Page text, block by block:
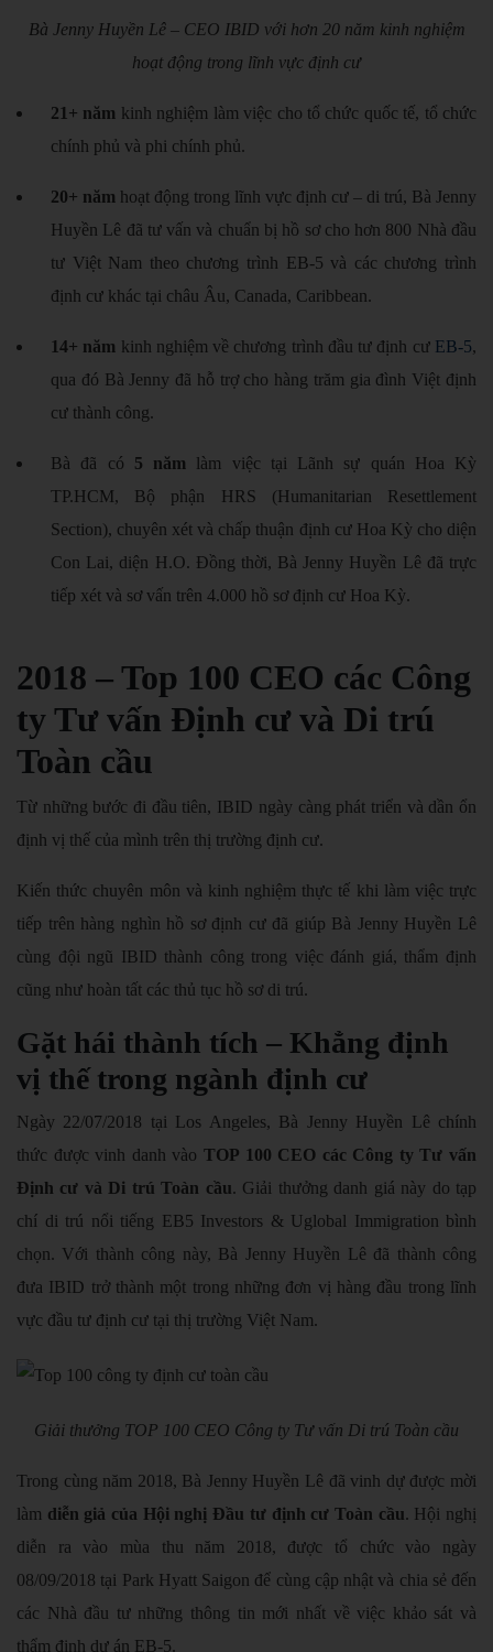
Bà Jenny Huyền Lê – CEO IBID với hơn 20 năm kinh nghiệm
hoạt động trong lĩnh vực định cư
21+ năm kinh nghiệm làm việc cho tổ chức quốc tế, tổ chức
chính phủ và phi chính phủ.
20+ năm hoạt động trong lĩnh vực định cư – di trú, Bà Jenny
Huyền Lê đã tư vấn và chuẩn bị hồ sơ cho hơn 800 Nhà đầu
tư Việt Nam theo chương trình EB-5 và các chương trình
định cư khác tại châu Âu, Canada, Caribbean.
14+ năm kinh nghiệm về chương trình đầu tư định cư EB-5,
qua đó Bà Jenny đã hỗ trợ cho hàng trăm gia đình Việt định
cư thành công.
Bà đã có 5 năm làm việc tại Lãnh sự quán Hoa Kỳ
TP.HCM, Bộ phận HRS (Humanitarian Resettlement
Section), chuyên xét và chấp thuận định cư Hoa Kỳ cho diện
Con Lai, diện H.O. Đồng thời, Bà Jenny Huyền Lê đã trực
tiếp xét và sơ vấn trên 4.000 hồ sơ định cư Hoa Kỳ.
2018 – Top 100 CEO các Công
ty Tư vấn Định cư và Di trú
Toàn cầu
Từ những bước đi đầu tiên, IBID ngày càng phát triển và dần ổn
định vị thế của mình trên thị trường định cư.
Kiến thức chuyên môn và kinh nghiệm thực tế khi làm việc trực
tiếp trên hàng nghìn hồ sơ định cư đã giúp Bà Jenny Huyền Lê
cùng đội ngũ IBID thành công trong việc đánh giá, thẩm định
cũng như hoàn tất các thủ tục hồ sơ di trú.
Gặt hái thành tích – Khẳng định
vị thế trong ngành định cư
Ngày 22/07/2018 tại Los Angeles, Bà Jenny Huyền Lê chính
thức được vinh danh vào TOP 100 CEO các Công ty Tư vấn
Định cư và Di trú Toàn cầu. Giải thưởng danh giá này do tạp
chí di trú nổi tiếng EB5 Investors & Uglobal Immigration bình
chọn. Với thành công này, Bà Jenny Huyền Lê đã thành công
đưa IBID trở thành một trong những đơn vị hàng đầu trong lĩnh
vực đầu tư định cư tại thị trường Việt Nam.
Giải thưởng TOP 100 CEO Công ty Tư vấn Di trú Toàn cầu
Trong cùng năm 2018, Bà Jenny Huyền Lê đã vinh dự được mời
làm diễn giả của Hội nghị Đầu tư định cư Toàn cầu. Hội nghị
diễn ra vào mùa thu năm 2018, được tổ chức vào ngày
08/09/2018 tại Park Hyatt Saigon để cùng cập nhật và chia sẻ đến
các Nhà đầu tư những thông tin mới nhất về việc khảo sát và
thẩm định dự án EB-5.